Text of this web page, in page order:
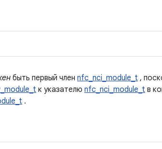
быть первый член nfc_nci_module_t ,
к указателю nfc_nci_module_t в
.